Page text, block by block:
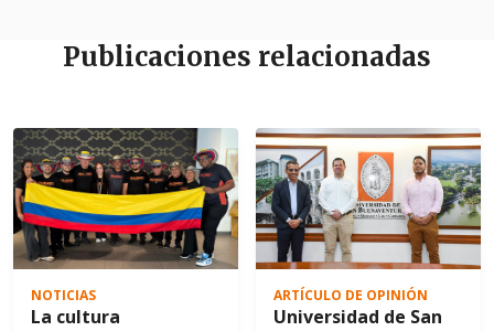
Publicaciones relacionadas
NOTICIAS
La cultura
ARTÍCULO DE OPINIÓN
Universidad de San